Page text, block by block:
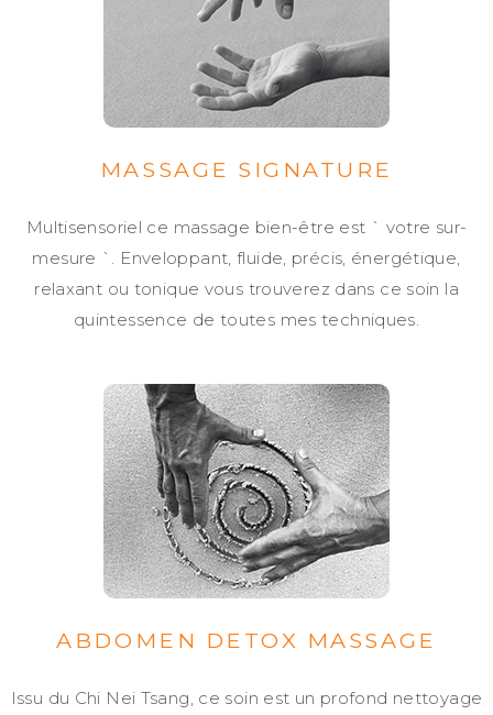
MASSAGE SIGNATURE
Multisensoriel ce massage bien-être est ` votre sur-
mesure `. Enveloppant, fluide, précis, énergétique,
relaxant ou tonique vous trouverez dans ce soin la
quintessence de toutes mes techniques.
ABDOMEN DETOX MASSAGE
Issu du Chi Nei Tsang, ce soin est un profond nettoyage